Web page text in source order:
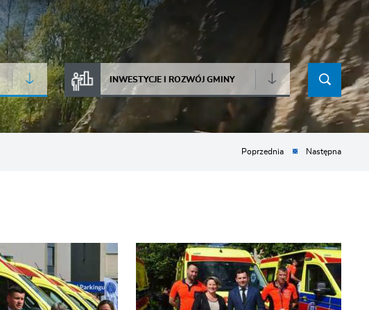
INWESTYCJE I ROZWÓJ GMINY
Poprzednia Następna